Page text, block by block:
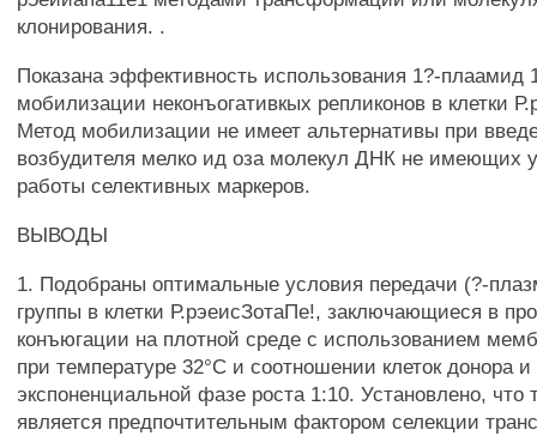
клонирования. .
Показана эффективность использования 1?-плаамид
мобилизации неконъогативкых репликонов в клетки
Метод мобилизации не имеет альтернативы при
возбудителя мелко ид оза молекул ДНК не имеющих
работы селективных маркеров.
ВЫВОДЫ
1. Подобраны оптимальные условия передачи (?-
группы в клетки Р.рэеисЗотаПе!, заключающиеся в
конъюгации на плотной среде с использованием
при температуре 32°С и соотношении клеток донора
экспоненциальной фазе роста 1:10. Установлено, что
является предпочтительным фактором селекции